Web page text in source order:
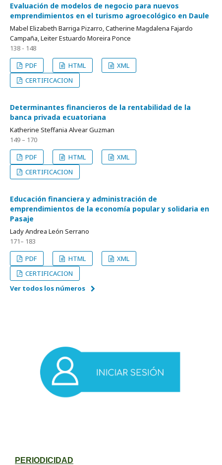
Evaluación de modelos de negocio para nuevos
emprendimientos en el turismo agroecológico en Daule
Mabel Elizabeth Barriga Pizarro, Catherine Magdalena Fajardo
Campaña, Leiter Estuardo Moreira Ponce
138 - 148
PDF
HTML
XML
CERTIFICACION
Determinantes financieros de la rentabilidad de la
banca privada ecuatoriana
Katherine Steffania Alvear Guzman
149 – 170
PDF
HTML
XML
CERTIFICACION
Educación financiera y administración de
emprendimientos de la economía popular y solidaria en
Pasaje
Lady Andrea León Serrano
171– 183
PDF
HTML
XML
CERTIFICACION
Ver todos los números
PERIODICIDAD